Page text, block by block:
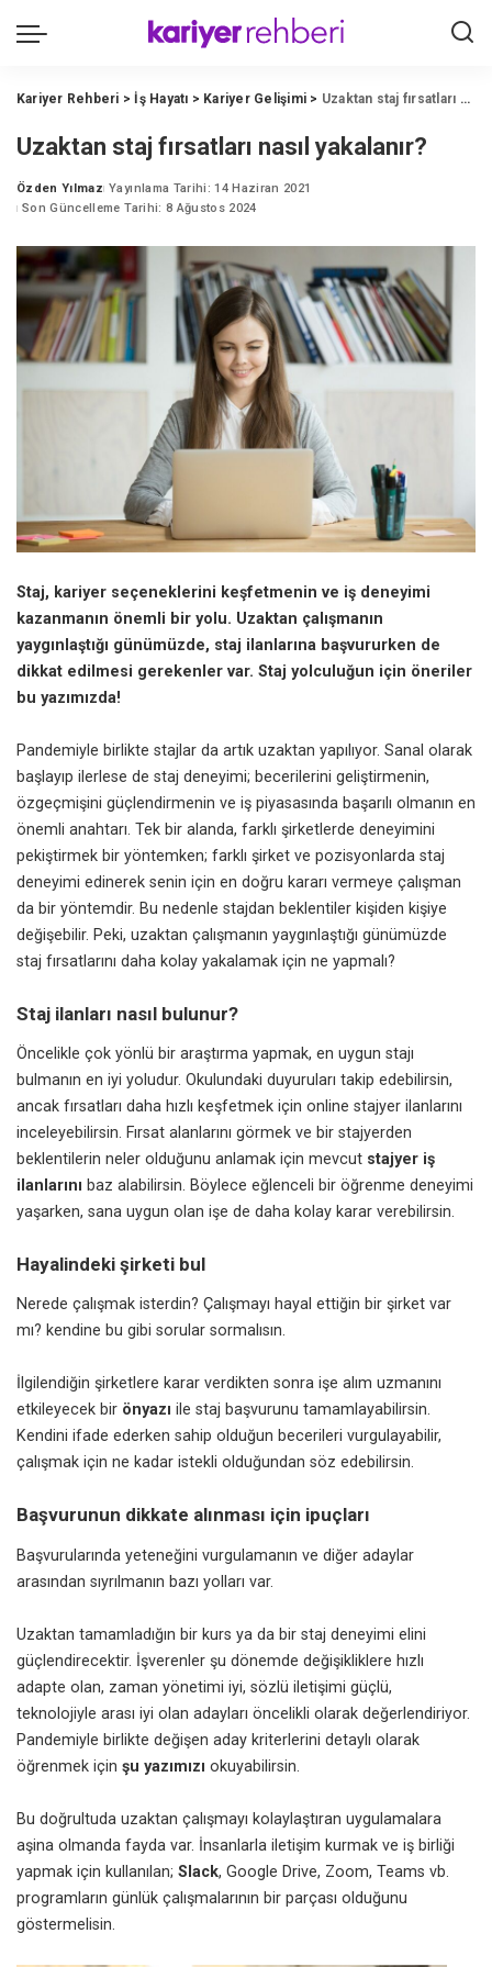
Kariyer Rehberi > İş Hayatı > Kariyer Gelişimi > Uzaktan staj fırsatları nasıl yakalanır?
Uzaktan staj fırsatları nasıl yakalanır?
Posted
by
Özden Yılmaz Yayınlama Tarihi: 14 Haziran 2021
Son Güncelleme Tarihi: 8 Ağustos 2024
Staj, kariyer seçeneklerini keşfetmenin ve iş deneyimi
kazanmanın önemli bir yolu. Uzaktan çalışmanın
yaygınlaştığı günümüzde, staj ilanlarına başvururken de
dikkat edilmesi gerekenler var. Staj yolculuğun için öneriler
bu yazımızda!
Pandemiyle birlikte stajlar da artık uzaktan yapılıyor. Sanal olarak
başlayıp ilerlese de staj deneyimi; becerilerini geliştirmenin,
özgeçmişini güçlendirmenin ve iş piyasasında başarılı olmanın en
önemli anahtarı. Tek bir alanda, farklı şirketlerde deneyimini
pekiştirmek bir yöntemken; farklı şirket ve pozisyonlarda staj
deneyimi edinerek senin için en doğru kararı vermeye çalışman
da bir yöntemdir. Bu nedenle stajdan beklentiler kişiden kişiye
değişebilir. Peki, uzaktan çalışmanın yaygınlaştığı günümüzde
staj fırsatlarını daha kolay yakalamak için ne yapmalı?
Staj ilanları nasıl bulunur?
Öncelikle çok yönlü bir araştırma yapmak, en uygun stajı
bulmanın en iyi yoludur. Okulundaki duyuruları takip edebilirsin,
ancak fırsatları daha hızlı keşfetmek için online stajyer ilanlarını
inceleyebilirsin. Fırsat alanlarını görmek ve bir stajyerden
beklentilerin neler olduğunu anlamak için mevcut stajyer iş
ilanlarını baz alabilirsin. Böylece eğlenceli bir öğrenme deneyimi
yaşarken, sana uygun olan işe de daha kolay karar verebilirsin.
Hayalindeki şirketi bul
Nerede çalışmak isterdin? Çalışmayı hayal ettiğin bir şirket var
mı? kendine bu gibi sorular sormalısın.
İlgilendiğin şirketlere karar verdikten sonra işe alım uzmanını
etkileyecek bir önyazı ile staj başvurunu tamamlayabilirsin.
Kendini ifade ederken sahip olduğun becerileri vurgulayabilir,
çalışmak için ne kadar istekli olduğundan söz edebilirsin.
Başvurunun dikkate alınması için ipuçları
Başvurularında yeteneğini vurgulamanın ve diğer adaylar
arasından sıyrılmanın bazı yolları var.
Uzaktan tamamladığın bir kurs ya da bir staj deneyimi elini
güçlendirecektir. İşverenler şu dönemde değişikliklere hızlı
adapte olan, zaman yönetimi iyi, sözlü iletişimi güçlü,
teknolojiyle arası iyi olan adayları öncelikli olarak değerlendiriyor.
Pandemiyle birlikte değişen aday kriterlerini detaylı olarak
öğrenmek için şu yazımızı okuyabilirsin.
Bu doğrultuda uzaktan çalışmayı kolaylaştıran uygulamalara
aşina olmanda fayda var. İnsanlarla iletişim kurmak ve iş birliği
yapmak için kullanılan; Slack, Google Drive, Zoom, Teams vb.
programların günlük çalışmalarının bir parçası olduğunu
göstermelisin.